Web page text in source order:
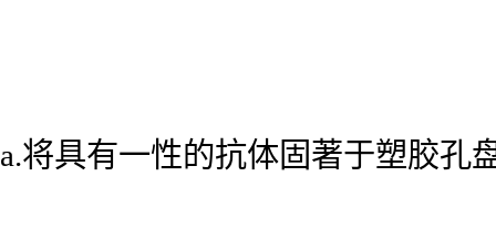
a.将具有一性的抗体固著于塑胶孔